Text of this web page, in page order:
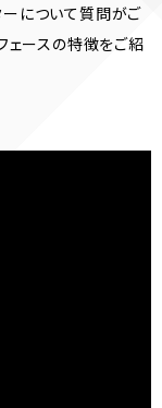
について質問がご
ェースの特徴をご紹